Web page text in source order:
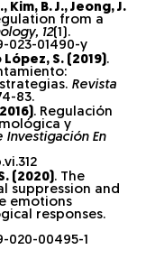
Kim, B. J., Jeong, J.
from a
12(1).
023-01490-y
S. (2019).
Revista
83.
. Regulación
y
Investigación En
(2020). The
suppression and
emotions
responses.
020-00495-1